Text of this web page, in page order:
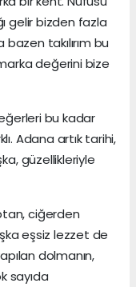
gelir bizden fazla
takılırım bu
değerini bize
bu kadar
Adana artık tarihi,
güzellikleriyle
ciğerden
eşsiz lezzet de
dolmanın,
sayıda